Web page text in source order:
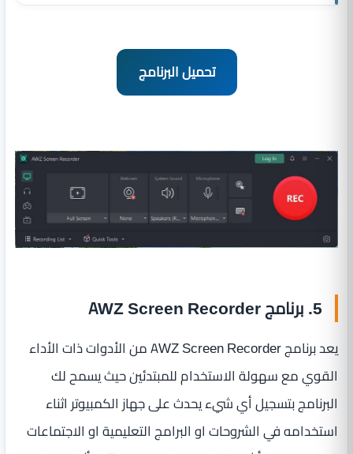
تحميل البرنامج
5. برنامج AWZ Screen Recorder
يعد برنامج AWZ Screen Recorder من الأدوات ذات الأداء
القوي مع سهولة الاستخدام للمبتدئين حيث يسمح لك
البرنامج بتسجيل أي شيء يحدث على جهاز الكمبيوتر اثناء
استخدامه في الشروحات او البرامج التعليمية او الاجتماعات